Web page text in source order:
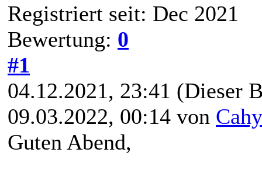
Registriert seit: Dec 2021
Bewertung: 0
#1
04.12.2021, 23:41 (Dieser
09.03.2022, 00:14 von
Guten Abend,